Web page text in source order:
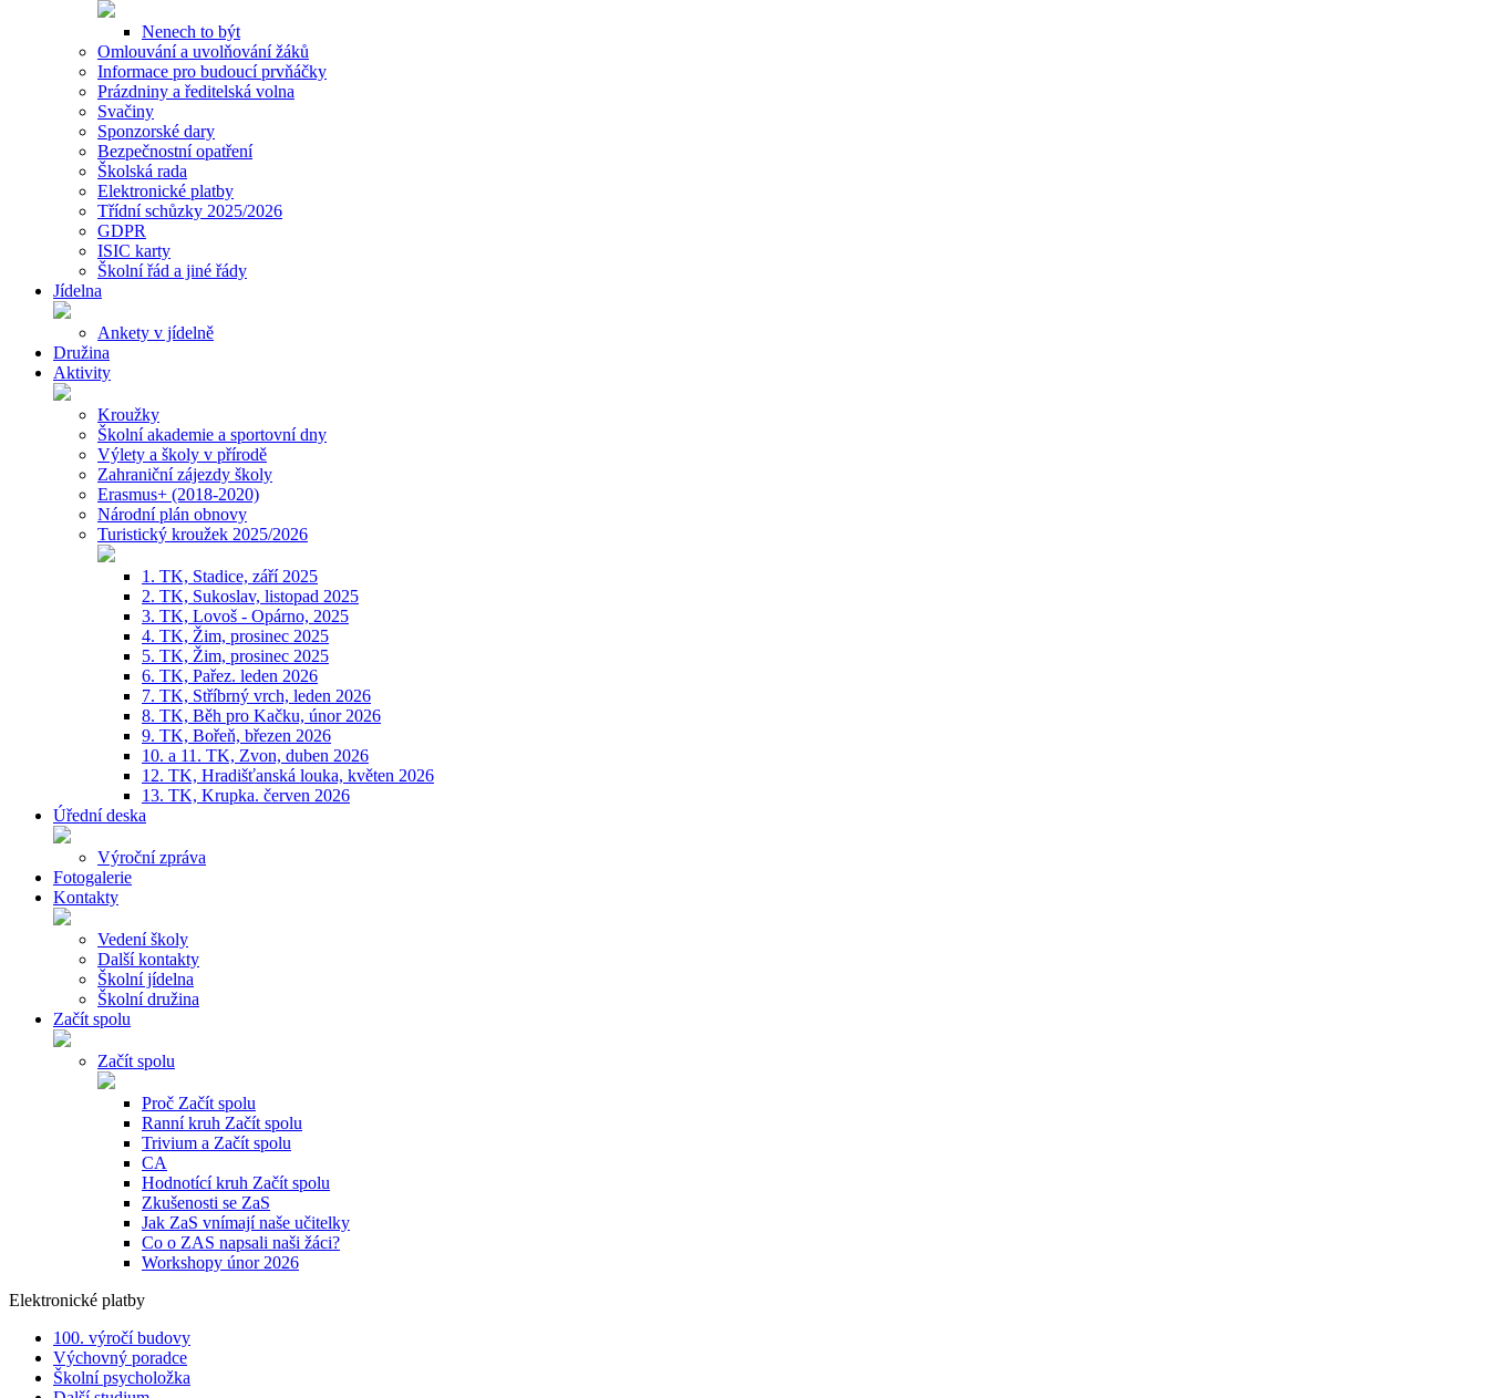
Nenech to být
Omlouvání a uvolňování žáků
Informace pro budoucí prvňáčky
Prázdniny a ředitelská volna
Svačiny
Sponzorské dary
Bezpečnostní opatření
Školská rada
Elektronické platby
Třídní schůzky 2025/2026
GDPR
ISIC karty
Školní řád a jiné řády
Jídelna
Ankety v jídelně
Družina
Aktivity
Kroužky
Školní akademie a sportovní dny
Výlety a školy v přírodě
Zahraniční zájezdy školy
Erasmus+ (2018-2020)
Národní plán obnovy
Turistický kroužek 2025/2026
1. TK, Stadice, září 2025
2. TK, Sukoslav, listopad 2025
3. TK, Lovoš - Opárno, 2025
4. TK, Žim, prosinec 2025
5. TK, Žim, prosinec 2025
6. TK, Pařez. leden 2026
7. TK, Stříbrný vrch, leden 2026
8. TK, Běh pro Kačku, únor 2026
9. TK, Bořeň, březen 2026
10. a 11. TK, Zvon, duben 2026
12. TK, Hradišťanská louka, květen 2026
13. TK, Krupka. červen 2026
Úřední deska
Výroční zpráva
Fotogalerie
Kontakty
Vedení školy
Další kontakty
Školní jídelna
Školní družina
Začít spolu
Začít spolu
Proč Začít spolu
Ranní kruh Začít spolu
Trivium a Začít spolu
CA
Hodnotící kruh Začít spolu
Zkušenosti se ZaS
Jak ZaS vnímají naše učitelky
Co o ZAS napsali naši žáci?
Workshopy únor 2026
Elektronické platby
100. výročí budovy
Výchovný poradce
Školní psycholožka